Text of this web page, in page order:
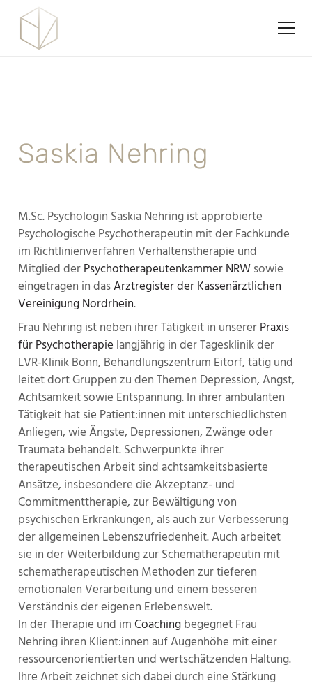
Saskia Nehring
M.Sc. Psychologin Saskia Nehring ist approbierte
Psychologische Psychotherapeutin mit der Fachkunde
im Richtlinienverfahren Verhaltenstherapie und
Mitglied derPsychotherapeutenkammer NRWsowie
eingetragen in dasArztregister der Kassenärztlichen
Vereinigung Nordrhein.
Frau Nehring ist neben ihrer Tätigkeit in unsererPraxis
für Psychotherapie langjährig in der Tagesklinik der
LVR-Klinik Bonn, Behandlungszentrum Eitorf, tätig und
leitet dort Gruppen zu den Themen Depression, Angst,
Achtsamkeit sowie Entspannung. In ihrer ambulanten
Tätigkeit hat sie Patient:innen mit unterschiedlichsten
Anliegen, wie Ängste, Depressionen, Zwänge oder
Traumata behandelt. Schwerpunkte ihrer
therapeutischen Arbeit sind achtsamkeitsbasierte
Ansätze, insbesondere die Akzeptanz- und
Commitmenttherapie, zur Bewältigung von
psychischen Erkrankungen, als auch zur Verbesserung
der allgemeinen Lebenszufriedenheit. Auch arbeitet
sie in der Weiterbildung zur Schematherapeutin mit
schematherapeutischen Methoden zur tieferen
emotionalen Verarbeitung und einem besseren
Verständnis der eigenen Erlebenswelt.
In der Therapie und imCoachingbegegnet Frau
Nehring ihren Klient:innen auf Augenhöhe mit einer
ressourcenorientierten und wertschätzenden Haltung.
Ihre Arbeit zeichnet sich dabei durch eine Stärkung